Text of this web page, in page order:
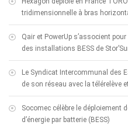
tridimensionnelle à bras
Qair et PowerUp s’associent
des installations BESS de
Le Syndicat Intercommunal des
de son réseau avec la télérelève
Socomec célèbre le déploiement
d’énergie par batterie (BESS)